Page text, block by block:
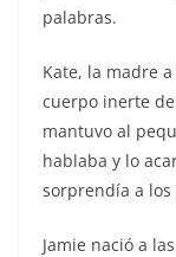
palabras.
Kate, la madre
cuerpo inerte
mantuvo al
hablaba y lo
sorprendía a
Jamie nació a